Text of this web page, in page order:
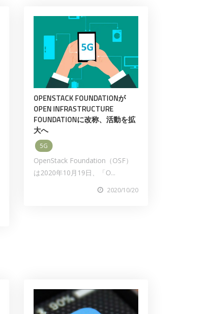
OPENSTACK FOUNDATIONが
OPEN INFRASTRUCTURE
FOUNDATIONに改称、活動を拡
大へ
5G
OpenStack Foundation（OSF）
は2020年10月19日、「O...
2020/10/20